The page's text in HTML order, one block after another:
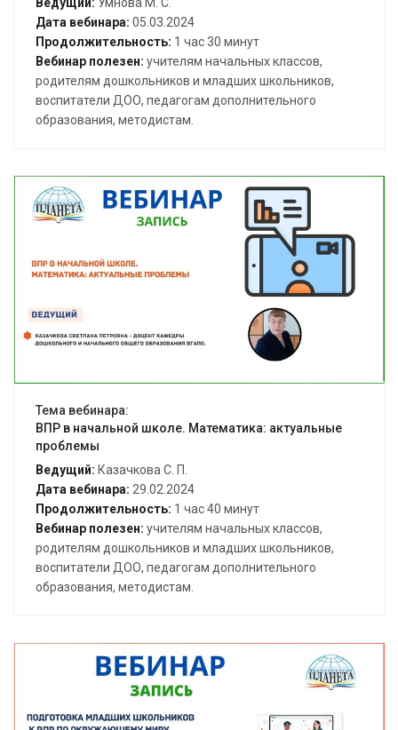
Ведущий: Умнова М. С.
Дата вебинара: 05.03.2024
Продолжительность: 1 час 30 минут
Вебинар полезен: учителям начальных классов,
родителям дошкольников и младших школьников,
воспитатели ДОО, педагогам дополнительного
образования, методистам.
Тема вебинара:
ВПР в начальной школе. Математика: актуальные
проблемы
Ведущий: Казачкова С. П.
Дата вебинара: 29.02.2024
Продолжительность: 1 час 40 минут
Вебинар полезен: учителям начальных классов,
родителям дошкольников и младших школьников,
воспитатели ДОО, педагогам дополнительного
образования, методистам.